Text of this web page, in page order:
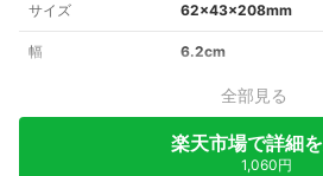
サイズ 62×43×208mm
幅 6.2cm
全部見る
楽天市場で詳細
1,060円